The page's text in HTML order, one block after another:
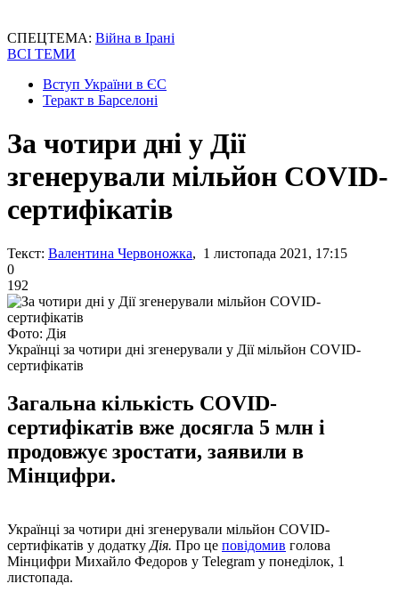
СПЕЦТЕМА: Війна в Ірані
ВСІ ТЕМИ
Вступ України в ЄС
Теракт в Барселоні
За чотири дні у Дії
згенерували мільйон COVID-
сертифікатів
Текст: Валентина Червоножка, 1 листопада 2021, 17:15
0
192
Фото: Дія
Українці за чотири дні згенерували у Дії мільйон COVID-
сертифікатів
Загальна кількість COVID-
сертифікатів вже досягла 5 млн і
продовжує зростати, заявили в
Мінцифри.
Українці за чотири дні згенерували мільйон COVID-
сертифікатів у додатку Дія. Про це повідомив голова
Мінцифри Михайло Федоров у Telegram у понеділок, 1
листопада.